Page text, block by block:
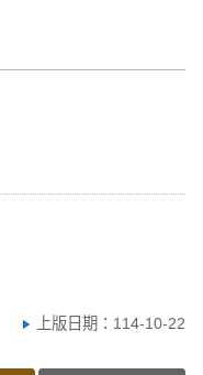
上版日期：114-10-22